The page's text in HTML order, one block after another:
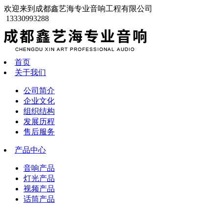
欢迎来到成都鑫艺海专业音响工程有限公司
13330993288
首页
关于我们
公司简介
企业文化
组织结构
发展历程
售后服务
产品中心
音响产品
灯光产品
视频产品
话筒产品